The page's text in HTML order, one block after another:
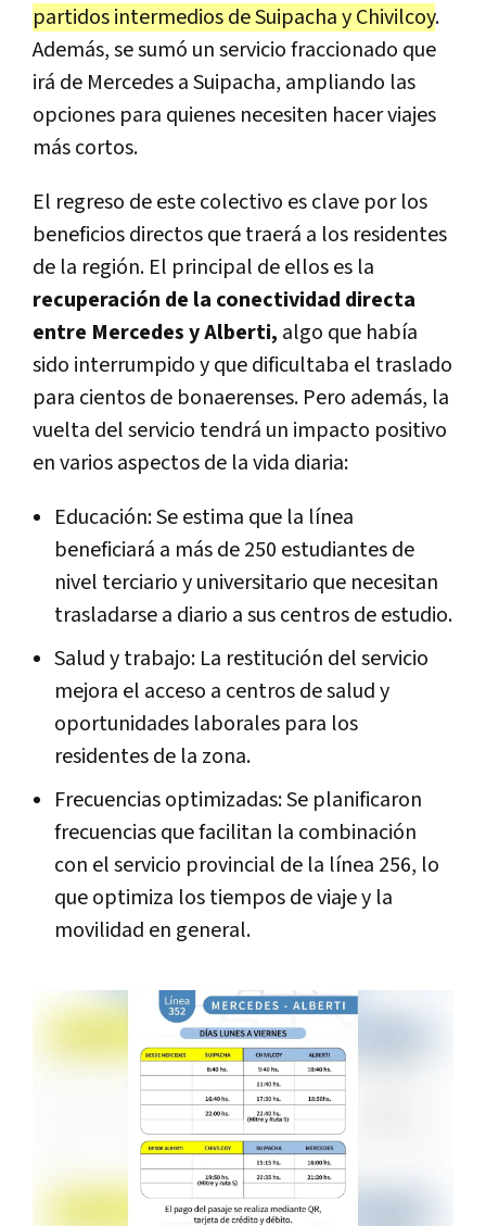
partidos intermedios de Suipacha y Chivilcoy.
Además, se sumó un servicio fraccionado que
irá de Mercedes a Suipacha, ampliando las
opciones para quienes necesiten hacer viajes
más cortos.
El regreso de este colectivo es clave por los
beneficios directos que traerá a los residentes
de la región. El principal de ellos es la
recuperación de la conectividad directa
entre Mercedes y Alberti, algo que había
sido interrumpido y que dificultaba el traslado
para cientos de bonaerenses. Pero además, la
vuelta del servicio tendrá un impacto positivo
en varios aspectos de la vida diaria:
Educación: Se estima que la línea
beneficiará a más de 250 estudiantes de
nivel terciario y universitario que necesitan
trasladarse a diario a sus centros de estudio.
Salud y trabajo: La restitución del servicio
mejora el acceso a centros de salud y
oportunidades laborales para los
residentes de la zona.
Frecuencias optimizadas: Se planificaron
frecuencias que facilitan la combinación
con el servicio provincial de la línea 256, lo
que optimiza los tiempos de viaje y la
movilidad en general.